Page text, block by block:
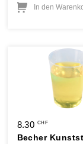
In den
8.30 CHF
Becher